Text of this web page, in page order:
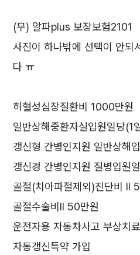
(무) 알파plus 보장보험2101
사진이 하나밖에 선택이 안되
다 ㅠ
허혈성심장질환비 1000만원
일반상해중환자실입원일당(1
갱신형 간병인지원 일반상해
갱신경 간병인지원 질병입원
골절(치아파절제외)진단비 ll
골절수술비ll 50만원
운전자용 자동차사고 부상치
자동갱신특약 가입